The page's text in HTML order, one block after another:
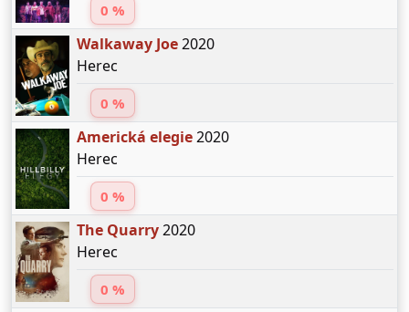
0 %
Walkaway Joe2020
Herec
0 %
Americká elegie2020
Herec
0 %
The Quarry2020
Herec
0 %